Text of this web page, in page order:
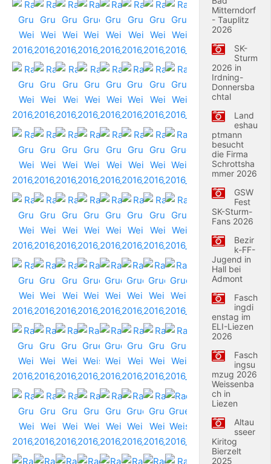
Mitterndorf
- Tauplitz
2026
SK-
Sturm
2026 in
Irdning-
Donnersba
chtal
Land
eshau
ptmann
besucht
die Firma
Schrottsha
mmer 2026
GSW
Fest
SK-Sturm-
Fans 2026
Bezir
k-FF-
Jugend in
Hall bei
Admont
Fasch
ingdi
enstag im
ELI-Liezen
2026
Fasch
ingsu
mzug 2026
Weissenba
ch in
Liezen
Altau
sseer
Kiritog
Bierzelt
2025